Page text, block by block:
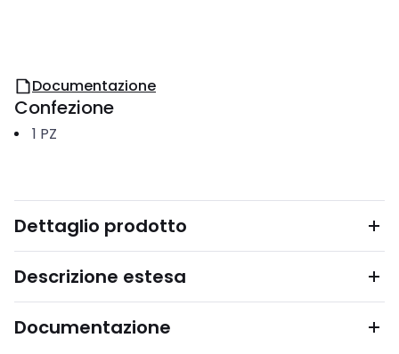
Documentazione
Confezione
1 PZ
Dettaglio prodotto
Descrizione estesa
Documentazione